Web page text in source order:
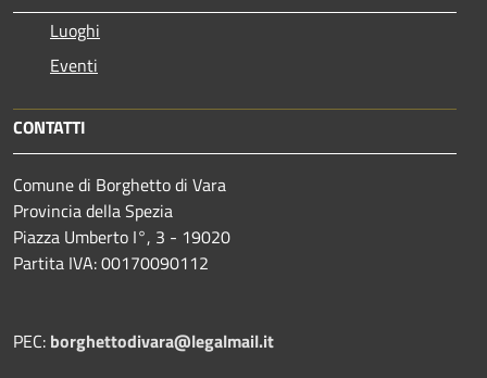
Luoghi
Eventi
CONTATTI
Comune di Borghetto di Vara
Provincia della Spezia
Piazza Umberto I°, 3 - 19020
Partita IVA: 00170090112
PEC: borghettodivara@legalmail.it